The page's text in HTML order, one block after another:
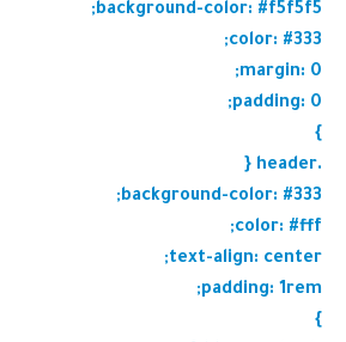
background-color: #f5f5f5;
color: #333;
margin: 0;
padding: 0;
}
.header {
background-color: #333;
color: #fff;
text-align: center;
padding: 1rem;
}